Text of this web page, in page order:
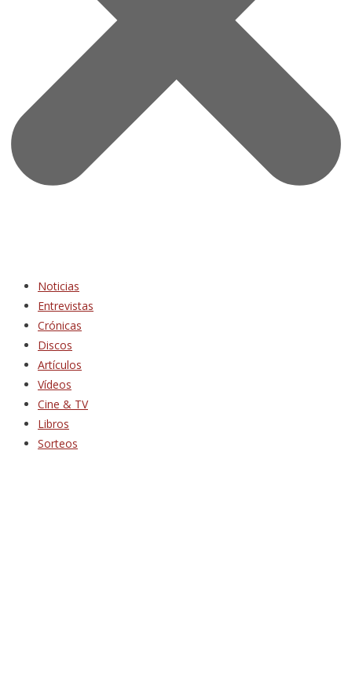
Noticias
Entrevistas
Crónicas
Discos
Artículos
Vídeos
Cine & TV
Libros
Sorteos